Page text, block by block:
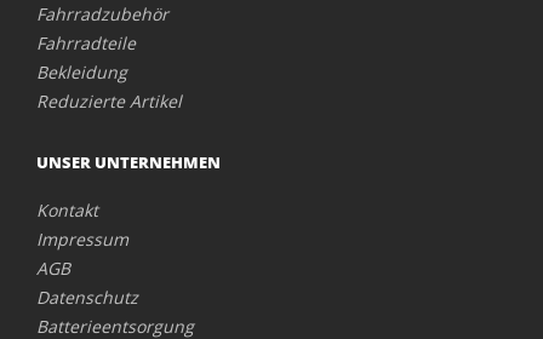
Fahrradzubehör
Fahrradteile
Bekleidung
Reduzierte Artikel
UNSER UNTERNEHMEN
Kontakt
Impressum
AGB
Datenschutz
Batterieentsorgung